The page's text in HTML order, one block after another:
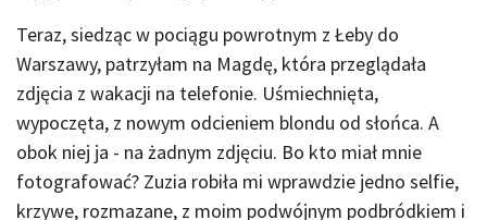
Teraz, siedząc w pociągu powrotnym z Łeby do
Warszawy, patrzyłam na Magdę, która przeglądała
zdjęcia z wakacji na telefonie. Uśmiechnięta,
wypoczęta, z nowym odcieniem blondu od słońca. A
obok niej ja - na żadnym zdjęciu. Bo kto miał mnie
fotografować? Zuzia robiła mi wprawdzie jedno selfie,
krzywe, rozmazane, z moim podwójnym podbródkiem i